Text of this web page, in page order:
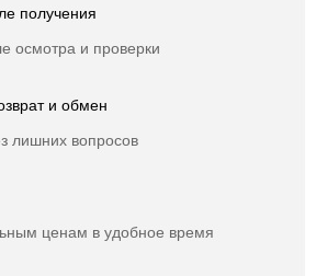
получения
осмотра и проверки
и обмен
лишних вопросов
ценам в удобное время